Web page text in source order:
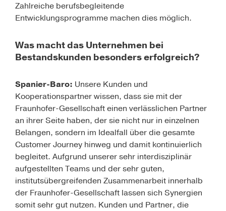
Zahlreiche berufsbegleitende
Entwicklungsprogramme machen dies möglich.
Was macht das Unternehmen bei
Bestandskunden besonders erfolgreich?
Spanier-Baro: Unsere Kunden und
Kooperationspartner wissen, dass sie mit der
Fraunhofer-Gesellschaft einen verlässlichen Partner
an ihrer Seite haben, der sie nicht nur in einzelnen
Belangen, sondern im Idealfall über die gesamte
Customer Journey hinweg und damit kontinuierlich
begleitet. Aufgrund unserer sehr interdisziplinär
aufgestellten Teams und der sehr guten,
institutsübergreifenden Zusammenarbeit innerhalb
der Fraunhofer-Gesellschaft lassen sich Synergien
somit sehr gut nutzen. Kunden und Partner, die